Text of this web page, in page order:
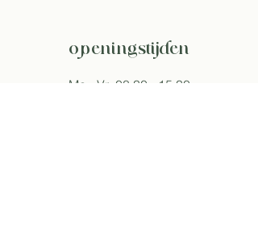
openingstijden
Ma - Vr: 08:30 - 15:30